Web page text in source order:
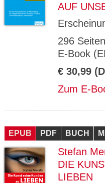
AUF
296 Seiten
E-Book
€ 30,99
Zum E-
EPUB PDF BUCH
Stefan
DIE
LIEBEN